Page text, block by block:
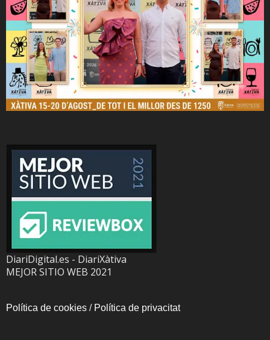
DiariDigital.es - DiariXàtiva
MEJOR SITIO WEB 2021
Política de cookies / Política de privacitat